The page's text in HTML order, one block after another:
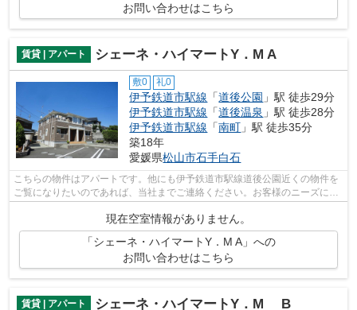
お問い合わせはこちら
賃貸 | アパート シェーネ・ハイマートY．M A
敷0 礼0
伊予鉄道市駅線 「道後公園 」駅 徒歩29分
伊予鉄道市駅線 「道後温泉 」駅 徒歩28分
伊予鉄道市駅線 「南町 」駅 徒歩35分
築18年
愛媛県松山市石手白石
こちらの物件はアパートです。他にも伊予鉄道市駅線道後公園近くの物件を
ご覧になりたいのであれば、当社までご連絡ください。お客様のニーズに合
わせて物件をご紹介致します。
現在空室情報がありません。
「シェーネ・ハイマートY．M A」への
お問い合わせはこちら
賃貸 | アパート シェーネ・ハイマートY．M B